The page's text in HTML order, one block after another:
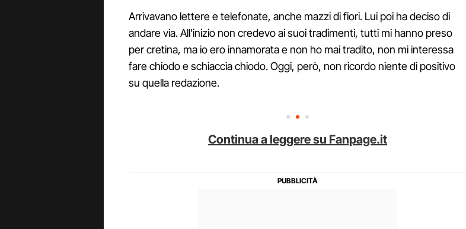
Arrivavano lettere e telefonate, anche mazzi di fiori. Lui poi ha deciso di
andare via. All'inizio non credevo ai suoi tradimenti, tutti mi hanno preso
per cretina, ma io ero innamorata e non ho mai tradito, non mi interessa
fare chiodo e schiaccia chiodo. Oggi, però, non ricordo niente di positivo
su quella redazione.
Continua a leggere su Fanpage.it